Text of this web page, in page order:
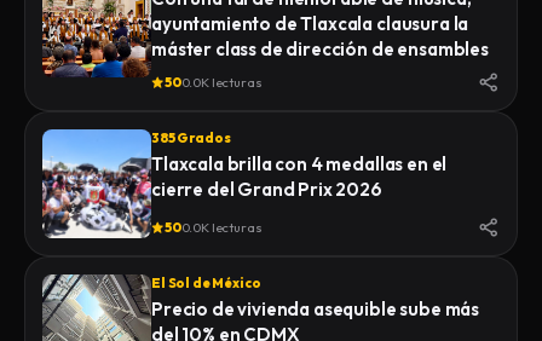
ayuntamiento de Tlaxcala clausura la
máster class de dirección de ensambles
500.0K lecturas
385 Grados
Tlaxcala brilla con 4 medallas en el
cierre del Grand Prix 2026
500.0K lecturas
El Sol de México
Precio de vivienda asequible sube más
del 10% en CDMX